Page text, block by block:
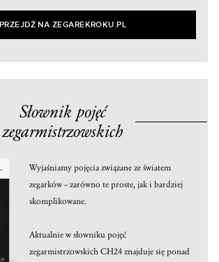
PRZEJDŹ NA ZEGAREKROKU.PL
Słownik pojęć
zegarmistrzowskich
Wyjaśniamy pojęcia związane ze światem
zegarków – zarówno te proste, jak i bardziej
skomplikowane.
Aktualnie w słowniku pojęć
zegarmistrzowskich CH24 znajduje się ponad